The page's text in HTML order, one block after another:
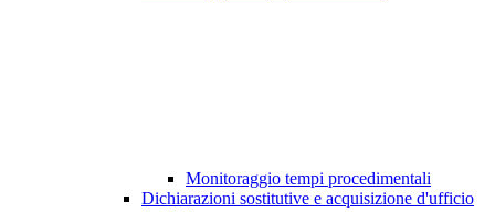
Monitoraggio tempi procedimentali
Dichiarazioni sostitutive e acquisizione d'ufficio